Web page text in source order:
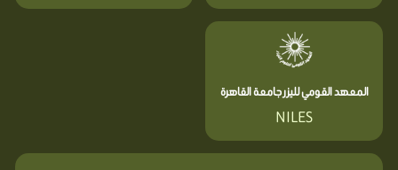
المعهد القومي لليزر جامعة القاهرة
NILES